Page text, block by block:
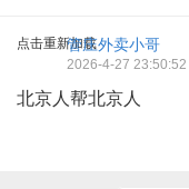
点击重新加载管庄外卖小哥
2026-4-27 23:50:52
北京人帮北京人